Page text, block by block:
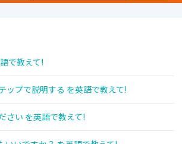
で教えて!
ップで説明する を英語で教えて!
さい を英語で教えて!